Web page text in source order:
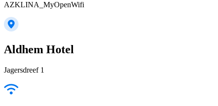
AZKLINA_MyOpenWifi
Aldhem Hotel
Jagersdreef 1